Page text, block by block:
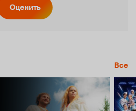
Оценить
Все